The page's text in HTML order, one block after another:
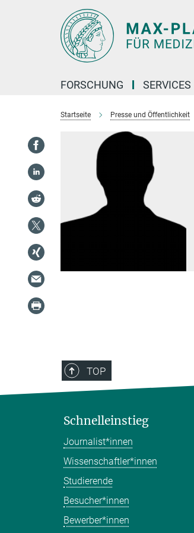
FORSCHUNG SERVICES
Startseite Presse und Öffentlichkeit
TOP
Schnelleinstieg
Journalist*innen
Wissenschaftler*innen
Studierende
Besucher*innen
Bewerber*innen